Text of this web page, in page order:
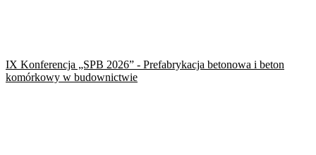
IX Konferencja „SPB 2026” - Prefabrykacja betonowa i beton
komórkowy w budownictwie